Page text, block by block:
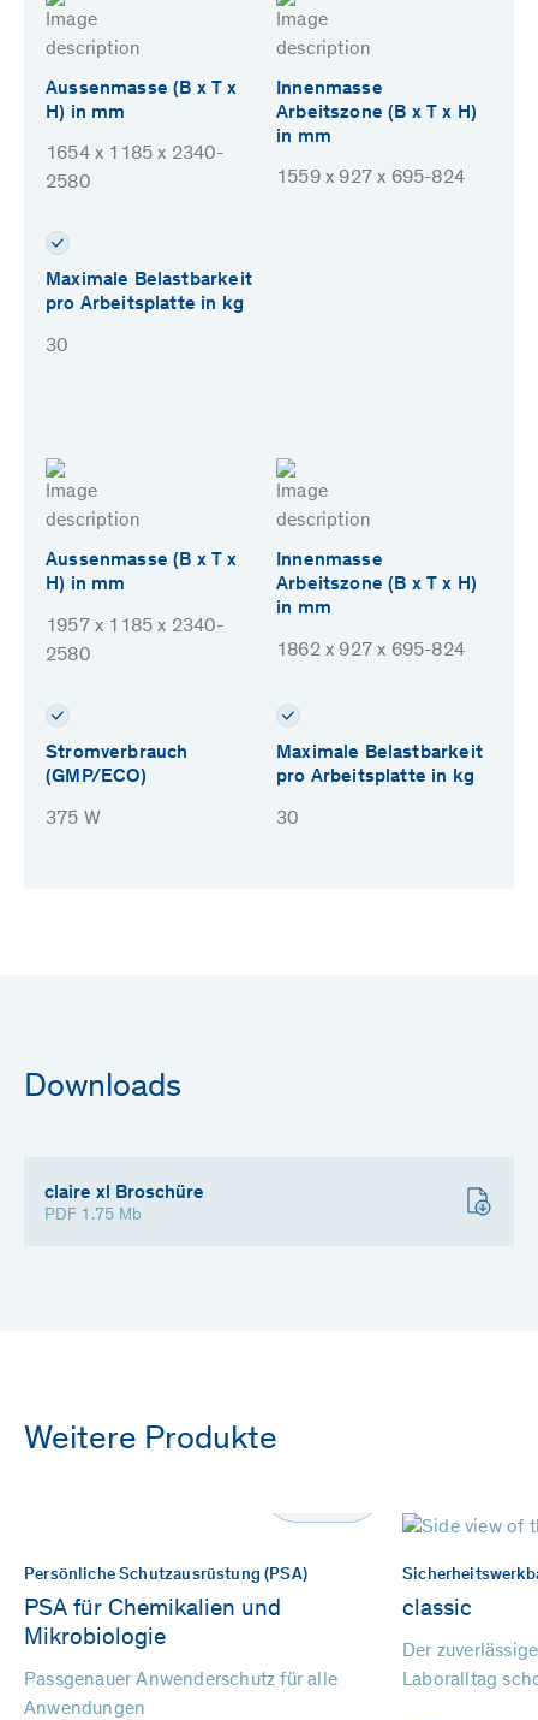
Aussenmasse (B x T x
H) in mm
1654 x 1185 x 2340-
2580
Innenmasse
Arbeitszone (B x T x H)
in mm
1559 x 927 x 695-824
Maximale Belastbarkeit
pro Arbeitsplatte in kg
30
Aussenmasse (B x T x
H) in mm
1957 x 1185 x 2340-
2580
Innenmasse
Arbeitszone (B x T x H)
in mm
1862 x 927 x 695-824
Stromverbrauch
(GMP/ECO)
375 W
Maximale Belastbarkeit
pro Arbeitsplatte in kg
30
Downloads
claire xl Broschüre
PDF 1.75 Mb
Weitere Produkte
Persönliche Schutzausrüstung (PSA)
PSA für Chemikalien und
Mikrobiologie
Passgenauer Anwenderschutz für alle
Anwendungen
classic
Der
Laboralltag